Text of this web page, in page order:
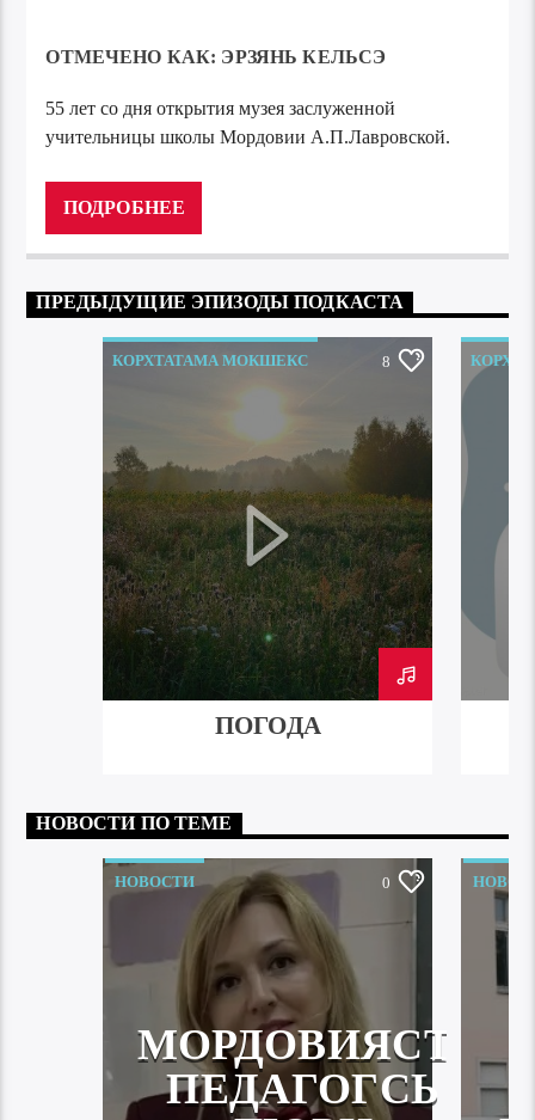
ОТМЕЧЕНО КАК: ЭРЗЯНЬ КЕЛЬСЭ
55 лет со дня открытия музея заслуженной
учительницы школы Мордовии А.П.Лавровской.
ПОДРОБНЕЕ
ПРЕДЫДУЩИЕ ЭПИЗОДЫ ПОДКАСТА
КОРХТАТАМА МОКШЕКС 8
ПОГОДА
НОВОСТИ ПО ТЕМЕ
НОВОСТИ 0
МОРДОВИЯСТА
ПЕДАГОГСЬ